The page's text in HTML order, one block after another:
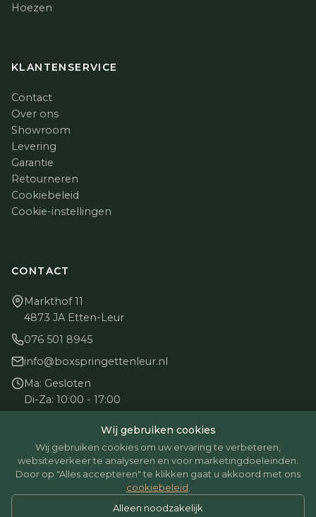
Hoezen
KLANTENSERVICE
Contact
Over ons
Showroom
Levering
Garantie
Retourneren
Cookiebeleid
Cookie-instellingen
CONTACT
Markthof 11
4873 JA Etten-Leur
076 501 8945
info@boxspringettenleur.nl
Ma: Gesloten
Di-Za: 10:00 - 17:00
© 2026 BoxspringEttenLeur. Alle rechten voorbehouden.
Wij gebruiken cookies
Wij gebruiken cookies om uw ervaring te verbeteren,
websiteverkeer te analyseren en voor marketingdoeleinden.
Door op "Alles accepteren" te klikken gaat u akkoord met ons
cookiebeleid
Alleen noodzakelijk